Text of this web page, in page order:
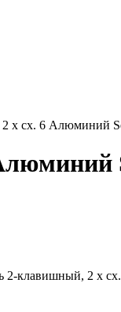
х сх. 6 Алюминий
2-клавишный, 2 х